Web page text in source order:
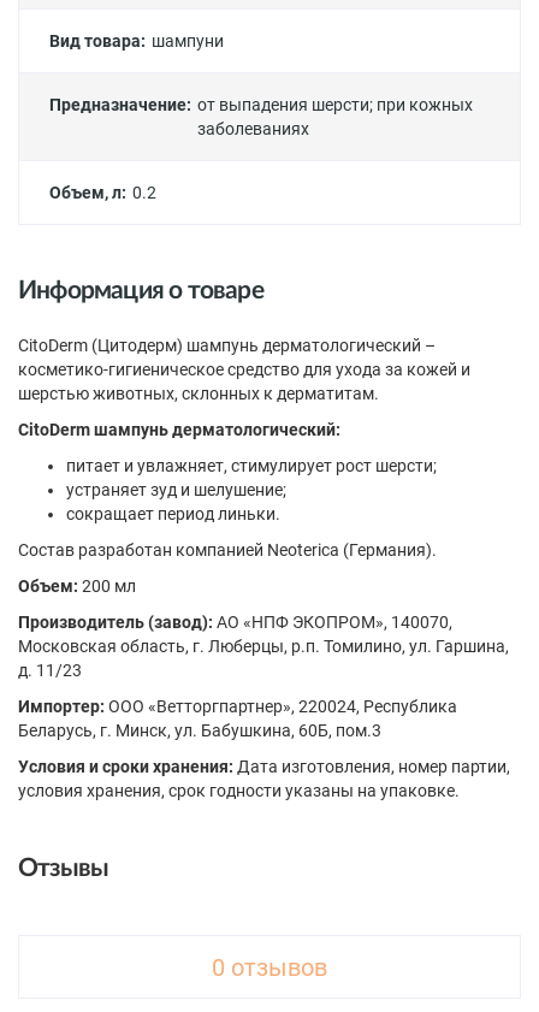
Вид товара: шампуни
Предназначение: от выпадения шерсти; при кожных
заболеваниях
Объем, л: 0.2
Информация о товаре
CitoDerm (Цитодерм) шампунь дерматологический –
косметико-гигиеническое средство для ухода за кожей и
шерстью животных, склонных к дерматитам.
CitoDerm шампунь дерматологический:
питает и увлажняет, стимулирует рост шерсти;
устраняет зуд и шелушение;
сокращает период линьки.
Состав разработан компанией Neoterica (Германия).
Объем: 200 мл
Производитель (завод): АО «НПФ ЭКОПРОМ», 140070,
Московская область, г. Люберцы, р.п. Томилино, ул. Гаршина,
д. 11/23
Импортер: ООО «Ветторгпартнер», 220024, Республика
Беларусь, г. Минск, ул. Бабушкина, 60Б, пом.3
Условия и сроки хранения: Дата изготовления, номер партии,
условия хранения, срок годности указаны на упаковке.
Отзывы
0 отзывов